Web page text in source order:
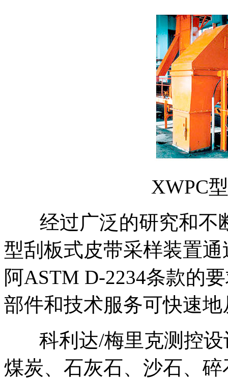
XWPC
经过广泛的研究和不
型刮板式皮带采样装置
阿ASTM D-2234条款的
部件和技术服务可快速
科利达/梅里克测控设
煤炭、石灰石、沙石、